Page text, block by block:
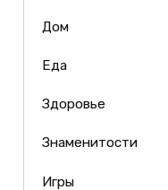
Дом
Еда
Здоровье
Знаменитости
Игры